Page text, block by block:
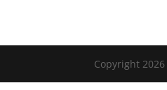
Copyright 2026